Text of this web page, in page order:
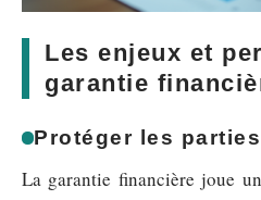
Les enjeux et
garantie
Protéger les
La garantie financière joue